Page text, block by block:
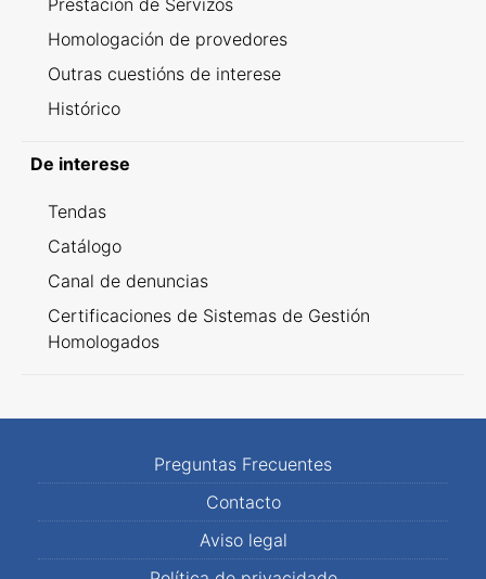
Prestación de Servizos
Homologación de provedores
Outras cuestións de interese
Histórico
De interese
Tendas
Catálogo
Canal de denuncias
Certificaciones de Sistemas de Gestión
Homologados
Preguntas Frecuentes
Contacto
Aviso legal